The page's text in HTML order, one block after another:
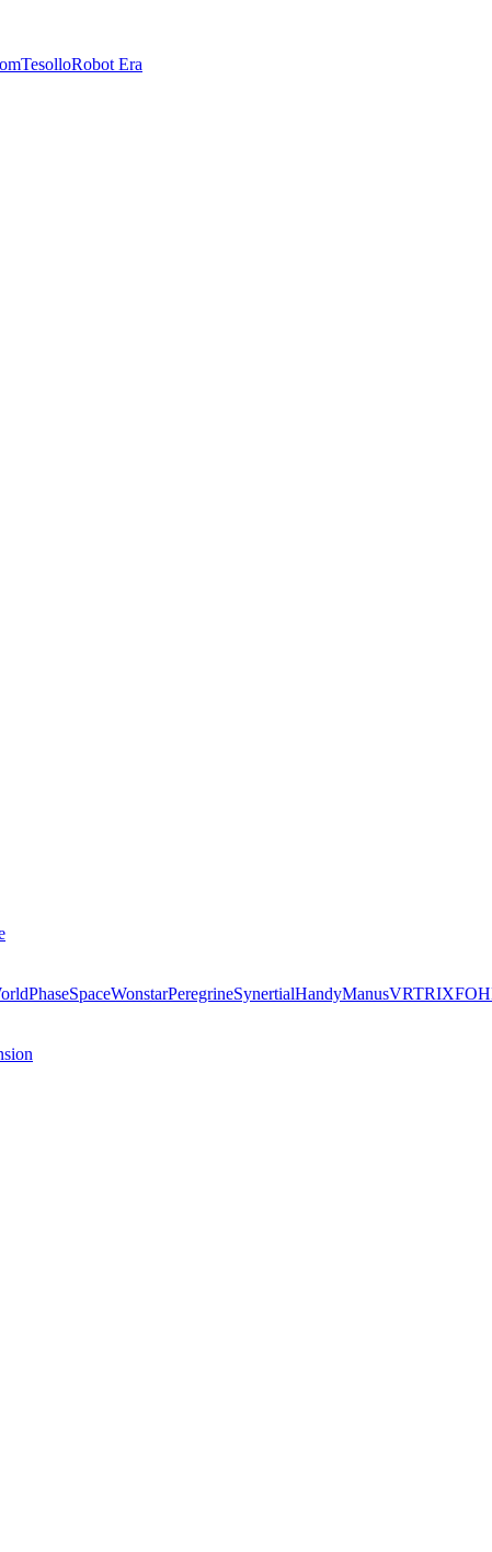
TesolloRobot Era
PhaseSpaceWonstarPeregrineSynertialHandyManusVRTRIX